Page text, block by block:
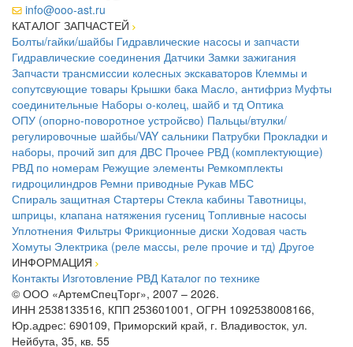
info@ooo-ast.ru
КАТАЛОГ ЗАПЧАСТЕЙ
Болты/гайки/шайбы Гидравлические насосы и запчасти
Гидравлические соединения Датчики Замки зажигания
Запчасти трансмиссии колесных экскаваторов Клеммы и
сопутсвующие товары Крышки бака Масло, антифриз Муфты
соединительные Наборы о-колец, шайб и тд Оптика
ОПУ (опорно-поворотное устройсво) Пальцы/втулки/
регулировочные шайбы/VAY сальники Патрубки Прокладки и
наборы, прочий зип для ДВС Прочее РВД (комплектующие)
РВД по номерам Режущие элементы Ремкомплекты
гидроцилиндров Ремни приводные Рукав МБС
Спираль защитная Стартеры Стекла кабины Тавотницы,
шприцы, клапана натяжения гусениц Топливные насосы
Уплотнения Фильтры Фрикционные диски Ходовая часть
Хомуты Электрика (реле массы, реле прочие и тд) Другое
ИНФОРМАЦИЯ
Контакты Изготовление РВД Каталог по технике
© ООО «АртемСпецТорг», 2007 – 2026.
ИНН 2538133516, КПП 253601001, ОГРН 1092538008166,
Юр.адрес: 690109, Приморский край, г. Владивосток, ул.
Нейбута, 35, кв. 55